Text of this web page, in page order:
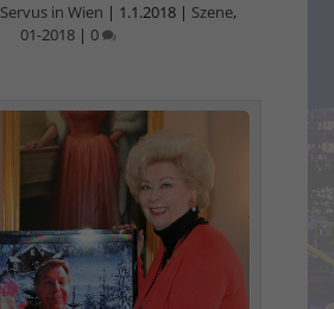
Servus in Wien | 1.1.2018| Szene,
01-2018| 0